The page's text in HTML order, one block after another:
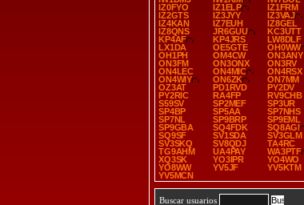
IZ0FYO
IZ1ELP
IZ1FRM
IZ2GTS
IZ3JYY
IZ3VAJ
IZ4KAN
IZ7EUH
IZ8GEL
IZ8QNS
JR6GUU
KC3UTT
KP4AF
KP4JRS
LW8DLF
LX1DA
OE5GTE
OH0WW
OH1PH
OM4CW
ON3ANY
ON3FM
ON3ONX
ON3RV
ON4LEC
ON4MIC
ON4RSX
ON4WIY
ON6ZK
ON7MM
OZ3AT
PD1RVD
PY2DV
PY2RIC
RA4FP
RV9CHB
S59SV
SP2MEF
SP3UR
SP4BP
SP5AA
SP7NHS
SP7NL
SP9BRP
SP9EML
SP9GBA
SQ4FDK
SQ8AGI
SQ9SF
SV1SDA
SV3GLM
SV3SKQ
SV8QDJ
TA4RC
TG9AHM
UA4PAY
WA3PTF
XQ3SK
YO3IPR
YO4WO
YO8WW
YV5JF
YV5KTM
YV5MCN
Buscar usuarios